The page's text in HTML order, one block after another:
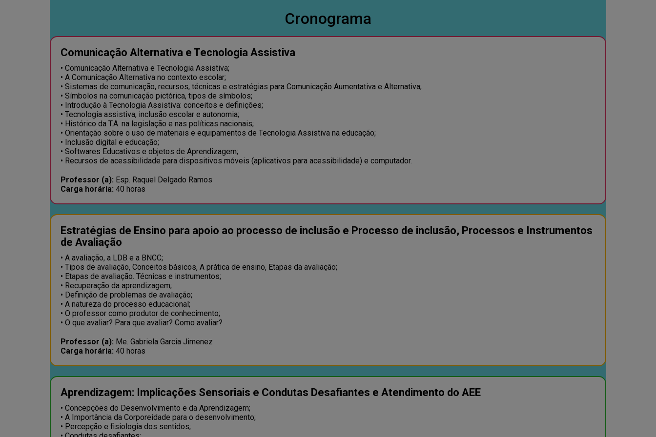
Cronograma
Comunicação Alternativa e Tecnologia Assistiva
• Comunicação Alternativa e Tecnologia Assistiva;
• A Comunicação Alternativa no contexto escolar;
• Sistemas de comunicação, recursos, técnicas e estratégias para Comunicação Aumentativa e Alternativa;
• Símbolos na comunicação pictórica, tipos de símbolos;
• Introdução à Tecnologia Assistiva: conceitos e definições;
• Tecnologia assistiva, inclusão escolar e autonomia;
• Histórico da T.A. na legislação e nas políticas nacionais;
• Orientação sobre o uso de materiais e equipamentos de Tecnologia Assistiva na educação;
• Inclusão digital e educação;
• Softwares Educativos e objetos de Aprendizagem;
• Recursos de acessibilidade para dispositivos móveis (aplicativos para acessibilidade) e computador.
Professor (a): Esp. Raquel Delgado Ramos
Carga horária: 40 horas
Estratégias de Ensino para apoio ao processo de inclusão e Processo de inclusão, Processos e Instrumentos
de Avaliação
• A avaliação, a LDB e a BNCC;
• Tipos de avaliação, Conceitos básicos, A prática de ensino, Etapas da avaliação;
• Etapas de avaliação. Técnicas e instrumentos;
• Recuperação da aprendizagem;
• Definição de problemas de avaliação;
• A natureza do processo educacional;
• O professor como produtor de conhecimento;
• O que avaliar? Para que avaliar? Como avaliar?
Professor (a): Me. Gabriela Garcia Jimenez
Carga horária: 40 horas
Aprendizagem: Implicações Sensoriais e Condutas Desafiantes e Atendimento do AEE
• Concepções do Desenvolvimento e da Aprendizagem;
• A Importância da Corporeidade para o desenvolvimento;
• Percepção e fisiologia dos sentidos;